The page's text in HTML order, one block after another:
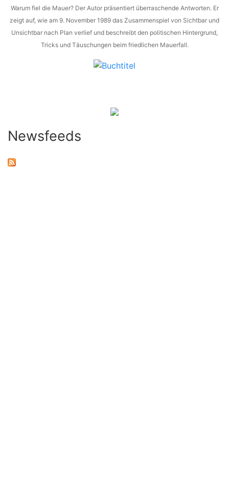
Warum fiel die Mauer? Der Autor präsentiert überraschende Antworten. Er
zeigt auf, wie am 9. November 1989 das Zusammenspiel von Sichtbar und
Unsichtbar nach Plan verlief und beschreibt den politischen Hintergrund,
Tricks und Täuschungen beim friedlichen Mauerfall.
Newsfeeds